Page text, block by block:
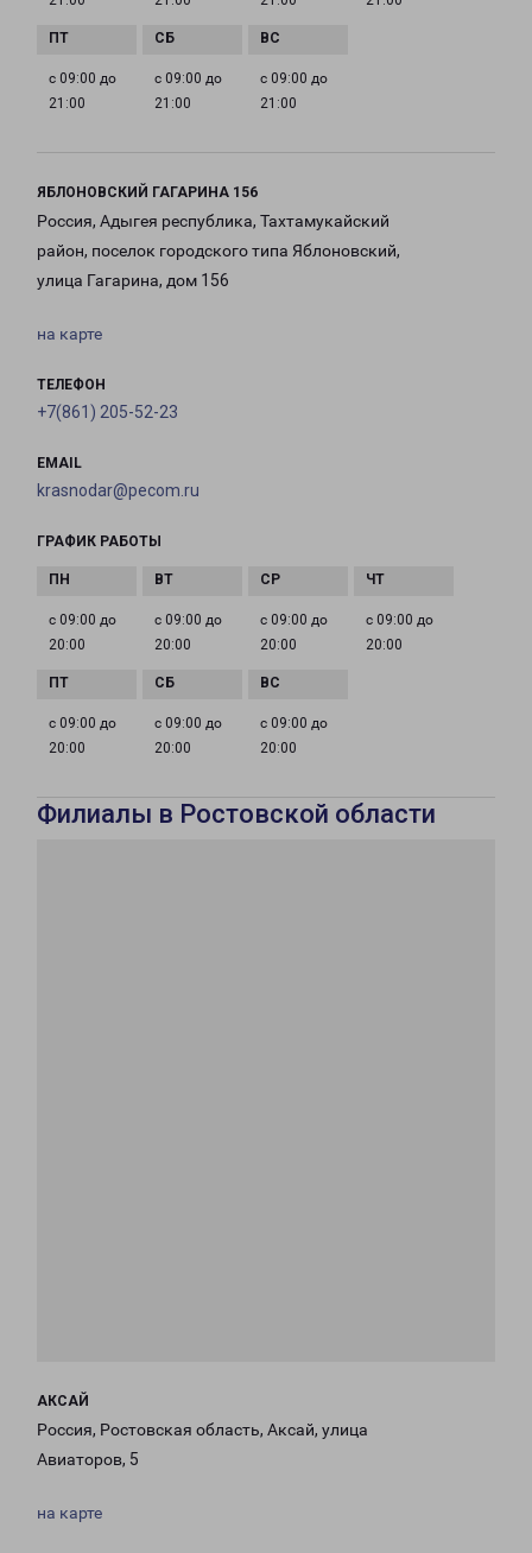
с 09:00 до
21:00
с 09:00 до
21:00
с 09:00 до
21:00
ЯБЛОНОВСКИЙ ГАГАРИНА 156
Россия, Адыгея республика, Тахтамукайский
район, поселок городского типа Яблоновский,
улица Гагарина, дом 156
на карте
ТЕЛЕФОН
+7(861) 205-52-23
EMAIL
krasnodar@pecom.ru
ГРАФИК РАБОТЫ
с 09:00 до
20:00
с 09:00 до
20:00
с 09:00 до
20:00
с 09:00 до
20:00
с 09:00 до
20:00
с 09:00 до
20:00
с 09:00 до
20:00
Филиалы в Ростовской области
АКСАЙ
Россия, Ростовская область, Аксай, улица
Авиаторов, 5
на карте